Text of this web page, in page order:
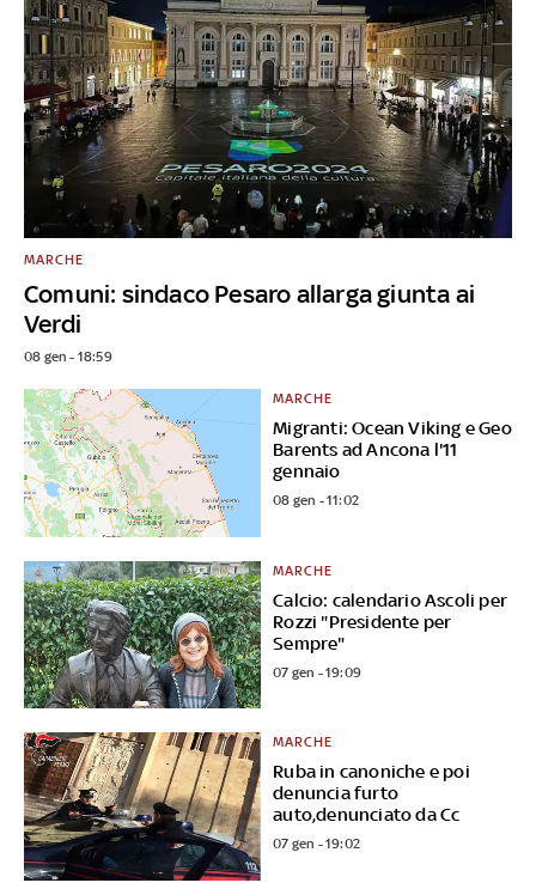
Comuni: sindaco Pesaro allarga giunta ai
Verdi
MARCHE
08 gen - 18:59
Migranti: Ocean Viking e Geo
Barents ad Ancona l'11
gennaio
MARCHE
08 gen - 11:02
Calcio: calendario Ascoli per
Rozzi "Presidente per
Sempre"
MARCHE
07 gen - 19:09
Ruba in canoniche e poi
denuncia furto
auto,denunciato da Cc
MARCHE
07 gen - 19:02